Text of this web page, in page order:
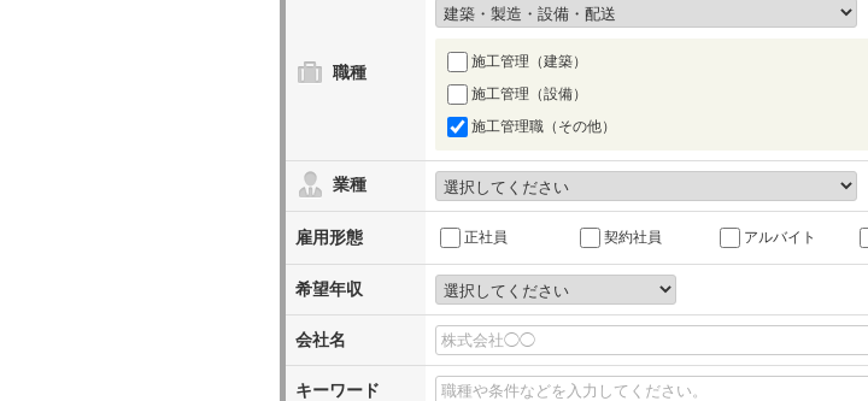
職種
施工管理（建築）
施工管理（設備）
施工管理職（その他）
業種
雇用形態 正社員 契約社員 アルバイト
希望年収
会社名
キーワード